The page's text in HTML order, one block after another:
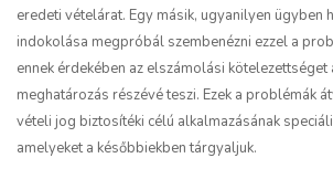
eredeti vételárat. Egy másik, ugyanilyen ügyben
indokolása megpróbál szembenézni ezzel a
ennek érdekében az elszámolási kötelezettséget
meghatározás részévé teszi. Ezek a problémák
vételi jog biztosítéki célú alkalmazásának
amelyeket a későbbiekben tárgyaljuk.